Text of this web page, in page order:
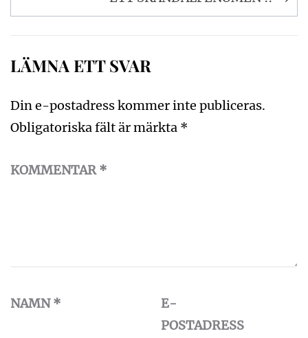
LÄMNA ETT SVAR
Din e-postadress kommer inte publiceras.
Obligatoriska fält är märkta *
KOMMENTAR*
NAMN*
E-
POSTADRESS